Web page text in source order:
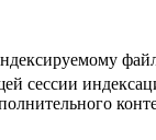
сессии